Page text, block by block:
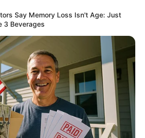
Viagra! This To Perform Better
Say Memory Loss Isn't Age: Just
3 Beverages